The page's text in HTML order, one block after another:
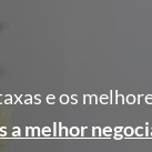
e os
a melhor